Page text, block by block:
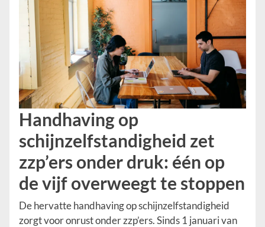
Handhaving op
schijnzelfstandigheid zet
zzp’ers onder druk: één op
de vijf overweegt te stoppen
De hervatte handhaving op schijnzelfstandigheid
zorgt voor onrust onder zzp’ers. Sinds 1 januari van